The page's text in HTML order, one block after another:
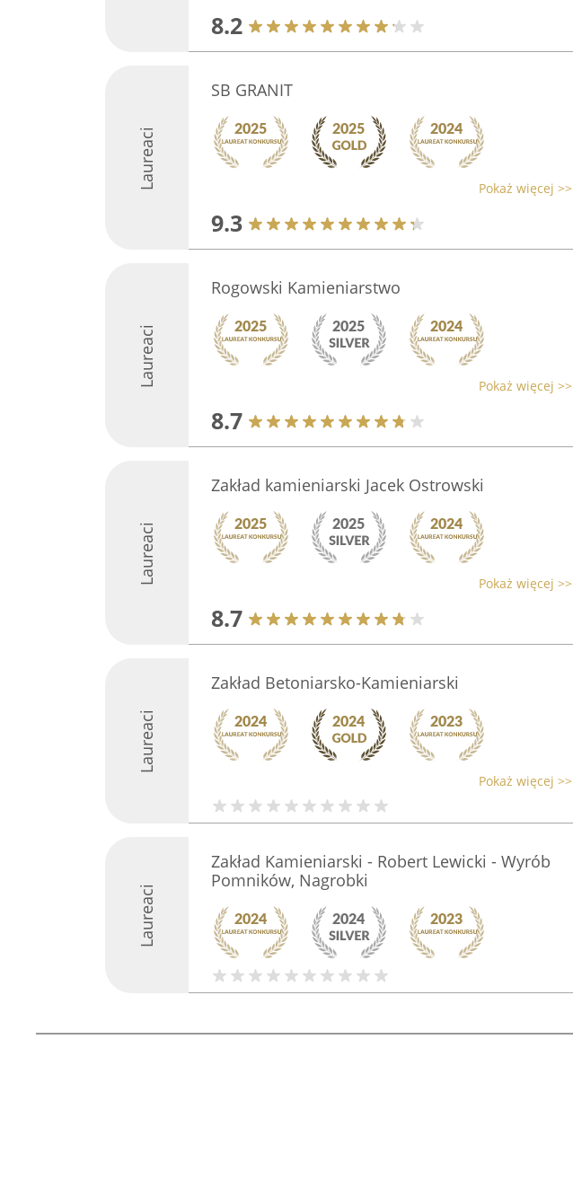
8.2
Laureaci
SB GRANIT
Pokaż więcej >>
9.3
Laureaci
Rogowski Kamieniarstwo
Pokaż więcej >>
8.7
Laureaci
Zakład kamieniarski Jacek Ostrowski
Pokaż więcej >>
8.7
Laureaci
Zakład Betoniarsko-Kamieniarski
Pokaż więcej >>
Laureaci
Zakład Kamieniarski - Robert Lewicki - Wyrób
Pomników, Nagrobki